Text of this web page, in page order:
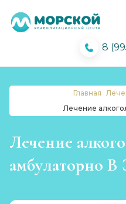
8
Главная
Лечение
Лечение
амбулаторно В